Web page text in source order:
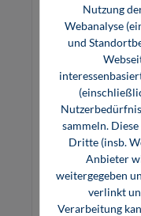
Mit
(Bestands-
Nutzung
Webanalyse
und
sammeln.
Dritte (insb.
Anbieter
weitergegeben
verlinkt
Verarbeitung